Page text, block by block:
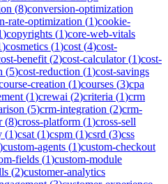
(8)conversion-optimization
rate-optimization (1)cookie-
)copyrights (1)core-web-vitals
)cosmetics (1)cost (4)cost-
benefit (2)cost-calculator(1)cost-
(5)cost-reduction (1)cost-savings
creation (1)courses (3)cpa
(1)crewai (2)criteria (1)crm
(5)crm-integration (2)crm-
(8)cross-platform (1)cross-sell
(1)csat (1)cspm (1)csrd (3)css
)custom-agents (1)custom-checkout
fields (1)custom-module
(2)customer-analytics